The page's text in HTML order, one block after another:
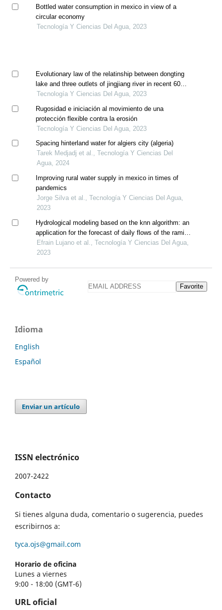
Bottled water consumption in mexico in view of a
circular economy
Tecnología Y Ciencias Del Agua, 2023
Evolutionary law of the relatinship between dongting
lake and three outlets of jingjiang river in recent 60
years
Tecnología Y Ciencias Del Agua, 2023
Rugosidad e iniciación al movimiento de una
protección flexible contra la erosión
Tecnología Y Ciencias Del Agua, 2023
Spacing hinterland water for algiers city (algeria)
Tarek Medjadj et al., Tecnología Y Ciencias Del
Agua, 2024
Improving rural water supply in mexico in times of
pandemics
Jorge Silva et al., Tecnología Y Ciencias Del Agua,
2023
Hydrological modeling based on the knn algorithm: an
application for the forecast of daily flows of the ramis
river, peru
Efrain Lujano et al., Tecnología Y Ciencias Del Agua,
2023
Powered by
Favorite
Idioma
English
Español
Enviar un artículo
ISSN electrónico
2007-2422
Contacto
Si tienes alguna duda, comentario o sugerencia, puedes
escribirnos a:
tyca.ojs@gmail.com
Horario de oficina
Lunes a viernes
9:00 - 18:00 (GMT-6)
URL oficial